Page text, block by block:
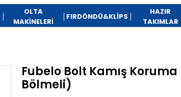
OLTA
MAKİNELERİ
FIRDÖNDÜ&KLİPS
HAZIR
TAKIMLAR
Fubelo Bolt Kamış Koruma
Bölmeli)